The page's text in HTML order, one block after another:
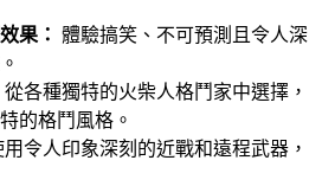
果： 體驗搞笑、不可預測且令人深
從各種獨特的火柴人格鬥家中選擇，
的格鬥風格。
用令人印象深刻的近戰和遠程武器，